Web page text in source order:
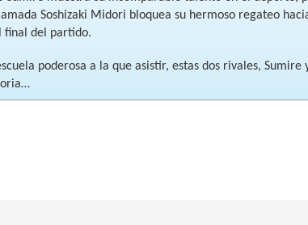
Soshizaki Midori bloquea su hermoso regateo
final del partido.
poderosa a la que asistir, estas dos rivales,